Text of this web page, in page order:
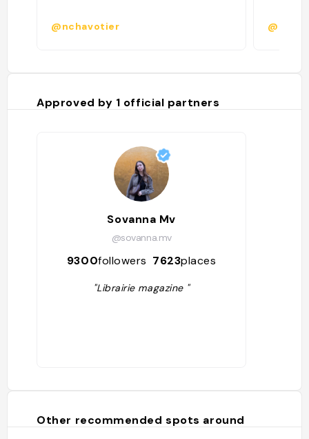
@nchavotier @
Approved by 1 official partners
Sovanna Mv
@sovanna.mv
9300followers 7623places
"Librairie magazine "
Other recommended spots around